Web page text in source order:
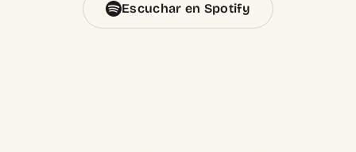
Escuchar en Spotify